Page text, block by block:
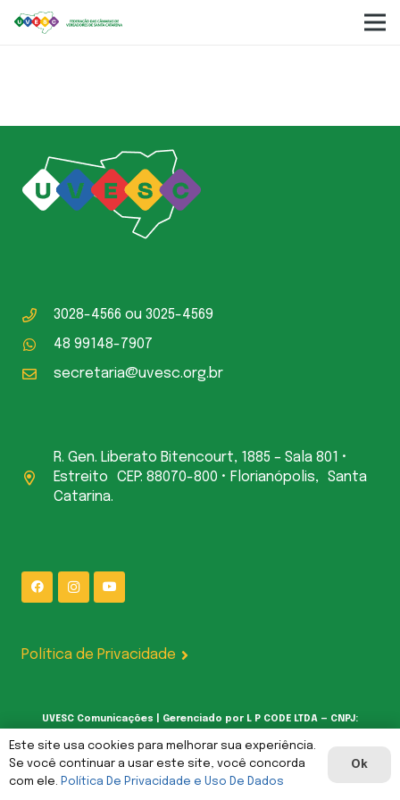
3028-4566 ou 3025-4569
48 99148-7907
secretaria@uvesc.org.br
R. Gen. Liberato Bitencourt, 1885 – Sala 801 •
Estreito CEP: 88070-800 • Florianópolis, Santa
Catarina.
Política de Privacidade
UVESC Comunicações | Gerenciado por L P CODE LTDA — CNPJ:
62.387.377/0001-00
Este site usa cookies para melhorar sua experiência.
Se você continuar a usar este site, você concorda
com ele. Política De Privacidade e Uso De Dados
Ok